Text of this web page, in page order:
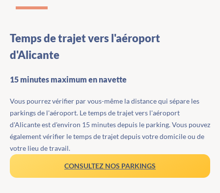
Temps de trajet vers l'aéroport
d'Alicante
15 minutes maximum en navette
Vous pourrez vérifier par vous-même la distance qui sépare les
parkings de l'aéroport. Le temps de trajet vers l'aéroport
d'Alicante est d'environ 15 minutes depuis le parking. Vous pouvez
également vérifier le temps de trajet depuis votre domicile ou de
votre lieu de travail.
CONSULTEZ NOS PARKINGS